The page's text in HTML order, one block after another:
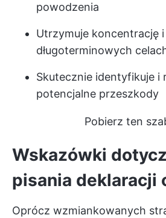
powodzenia
Utrzymuje koncentrację
długoterminowych
Skutecznie identyfikuje i
potencjalne przeszkody
Pobierz ten
Wskazówki
pisania deklaracji
Oprócz wzmiankowanych